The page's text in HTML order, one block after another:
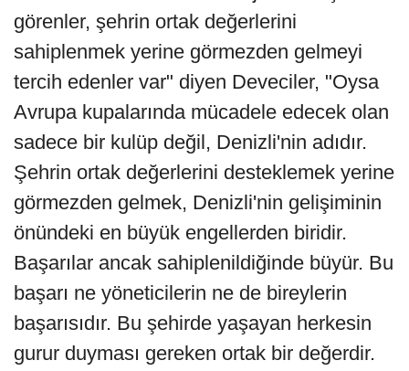
görenler, şehrin ortak değerlerini
sahiplenmek yerine görmezden gelmeyi
tercih edenler var" diyen Deveciler, "Oysa
Avrupa kupalarında mücadele edecek olan
sadece bir kulüp değil, Denizli'nin adıdır.
Şehrin ortak değerlerini desteklemek yerine
görmezden gelmek, Denizli'nin gelişiminin
önündeki en büyük engellerden biridir.
Başarılar ancak sahiplenildiğinde büyür. Bu
başarı ne yöneticilerin ne de bireylerin
başarısıdır. Bu şehirde yaşayan herkesin
gurur duyması gereken ortak bir değerdir.